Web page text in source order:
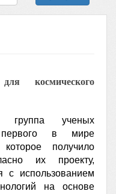
космического
группа ученых
в мире
которое получило
их проекту,
с использованием
на основе